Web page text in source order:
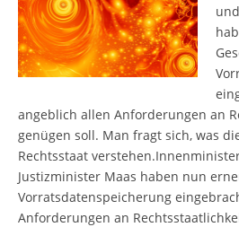
angeblich allen Anforderungen an
genügen soll. Man fragt sich, was
Rechtsstaat
Justizminister Maas haben nun
Vorratsdatenspeicherung
Anforderungen an